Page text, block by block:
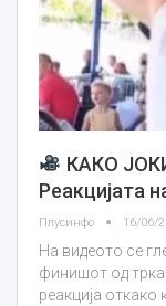
КАКО
Реакцијата
Плусинфо 16/06/
На видеото се
финишот од
реакција